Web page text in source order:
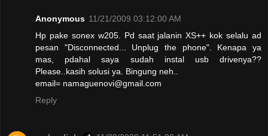
Anonymous 11/21/2009 03:12:00 AM
Hp pake sonex w205. Pd saat jalanin XS++ kok selalu ad
pesan "Disconnected... Unplug the phone". Kenapa ya
mas, pdahal saya sudah instal usb drivenya??
Please..kasih solusi ya. Bingung neh..
email= namaguenovi@gmail.com
Reply